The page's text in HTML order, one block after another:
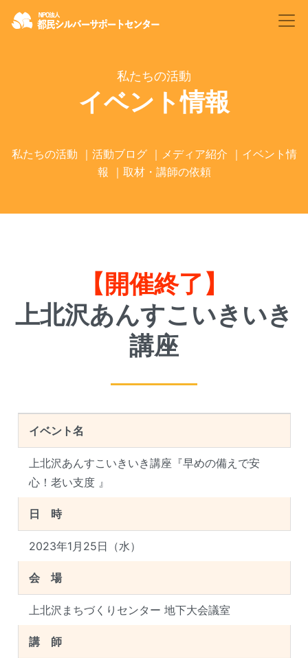
私たちの活動
イベント情報
私たちの活動 ｜ 活動ブログ｜ メディア紹介 ｜ イベント情
報 ｜ 取材・講師の依頼
【開催終了】
上北沢あんすこいきいき
講座
イベント名
上北沢あんすこいきいき講座『早めの備えで安
心！老い支度 』
日 時
2023年1月25日（水）
会 場
上北沢まちづくりセンター 地下大会議室
講 師